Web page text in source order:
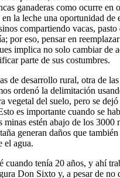
ganaderas como ocurre en
la leche una oportunidad de
compartiendo vacas, pasto
por eso, pensar en
implica no solo cambiar de
parte de sus costumbres.
de desarrollo rural, otra de
ordenó la delimitación
vegetal del suelo, pero se
es importante cuando se
minas estén abajo de los 3000
generan daños que también
el agua.
cuando tenía 20 años, y ahí
Don Sixto y, a pesar de no